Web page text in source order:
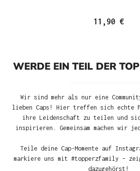
11,90 €
WERDE EIN TEIL DER
Wir sind mehr als nur eine
lieben Caps! Hier treffen sich echte
ihre Leidenschaft zu teilen und
inspirieren. Gemeinsam machen wir
Teile deine Cap-Momente auf
markiere uns mit #topperzfamily –
dazugehörst!